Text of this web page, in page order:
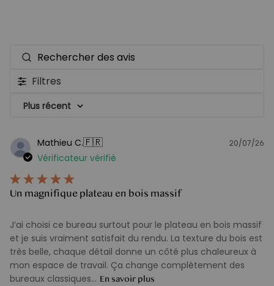
Filtres
Plus récent
Mathieu C.🇫🇷
Vérificateur vérifié
Un magnifique plateau en bois massif
J’ai choisi ce bureau surtout pour le plateau en bois massif
et je suis vraiment satisfait du rendu. La texture du bois est
très belle, chaque détail donne un côté plus chaleureux à
mon espace de travail. Ça change complètement des
bureaux classiques... En savoir plus
20/07/26